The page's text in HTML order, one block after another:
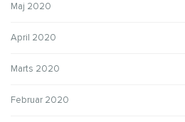
Maj 2020
April 2020
Marts 2020
Februar 2020